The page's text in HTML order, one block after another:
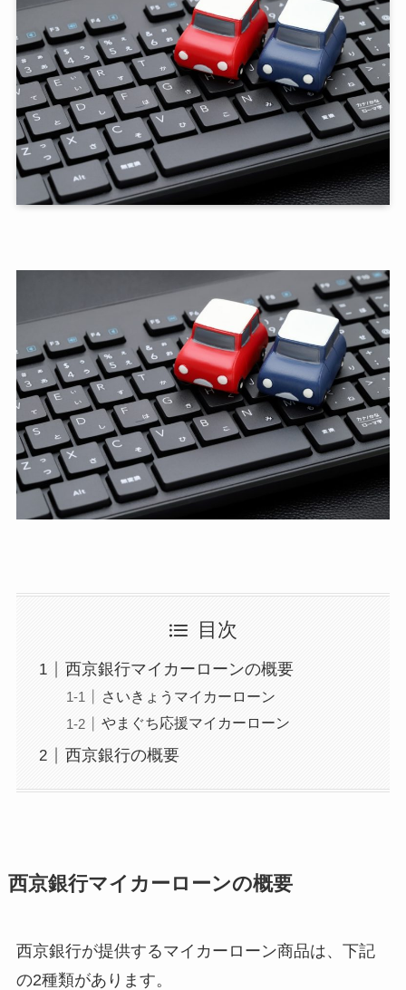
目次
西京銀行マイカーローンの概要
さいきょうマイカーローン
やまぐち応援マイカーローン
西京銀行の概要
西京銀行マイカーローンの概要
西京銀行が提供するマイカーローン商品は、下記
の2種類があります。